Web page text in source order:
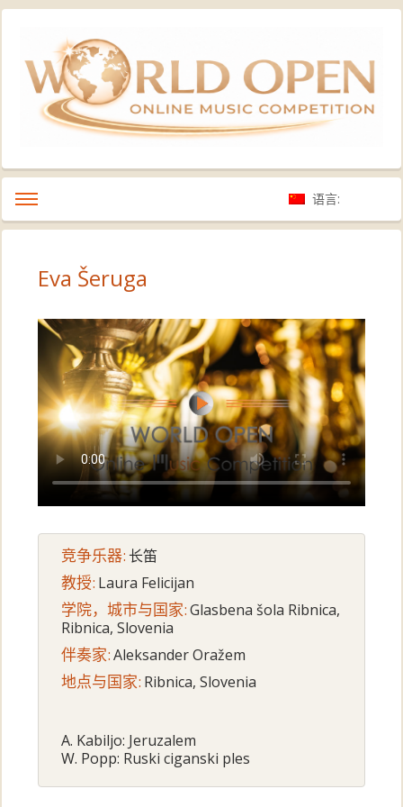
语言:
Eva Šeruga
竞争乐器: 长笛
教授: Laura Felicijan
学院，城市与国家:Glasbena šola Ribnica,
Ribnica, Slovenia
伴奏家:Aleksander Oražem
地点与国家: Ribnica, Slovenia
A. Kabiljo: Jeruzalem
W. Popp: Ruski ciganski ples